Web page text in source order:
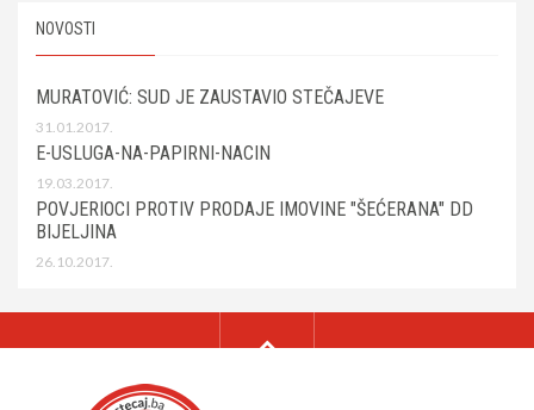
NOVOSTI
MURATOVIĆ: SUD JE ZAUSTAVIO STEČAJEVE
31.01.2017.
E-USLUGA-NA-PAPIRNI-NACIN
19.03.2017.
POVJERIOCI PROTIV PRODAJE IMOVINE "ŠEĆERANA" DD
BIJELJINA
26.10.2017.